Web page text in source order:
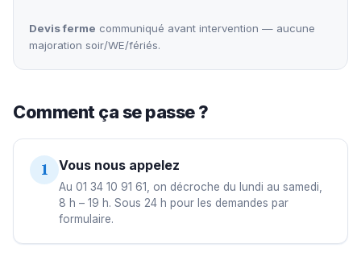
Devis ferme communiqué avant intervention — aucune
majoration soir/WE/fériés.
Comment ça se passe ?
1 Vous nous appelez
Au 01 34 10 91 61, on décroche du lundi au samedi,
8 h – 19 h. Sous 24 h pour les demandes par
formulaire.